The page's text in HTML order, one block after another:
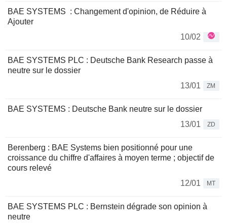
BAE SYSTEMS : Changement d'opinion, de Réduire à
Ajouter
10/02
BAE SYSTEMS PLC : Deutsche Bank Research passe à
neutre sur le dossier
13/01
ZM
BAE SYSTEMS : Deutsche Bank neutre sur le dossier
13/01
ZD
Berenberg : BAE Systems bien positionné pour une
croissance du chiffre d'affaires à moyen terme ; objectif de
cours relevé
12/01
MT
BAE SYSTEMS PLC : Bernstein dégrade son opinion à
neutre